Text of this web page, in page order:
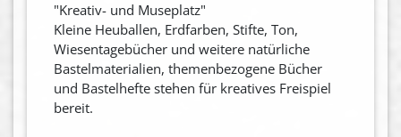
"Kreativ- und Museplatz"
Kleine Heuballen, Erdfarben, Stifte, Ton,
Wiesentagebücher und weitere natürliche
Bastelmaterialien, themenbezogene Bücher
und Bastelhefte stehen für kreatives Freispiel
bereit.